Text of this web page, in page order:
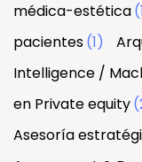
médica-estética
pacientes(1)
Intelligence /
en Private equity
Asesoría